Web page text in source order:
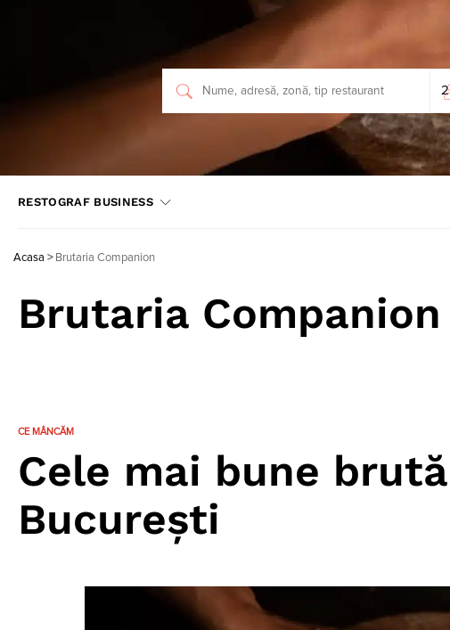
RESTOGRAF BUSINESS
Acasa > Brutaria Companion
Brutaria Companion
CE MÂNCĂM
Cele mai bune
București